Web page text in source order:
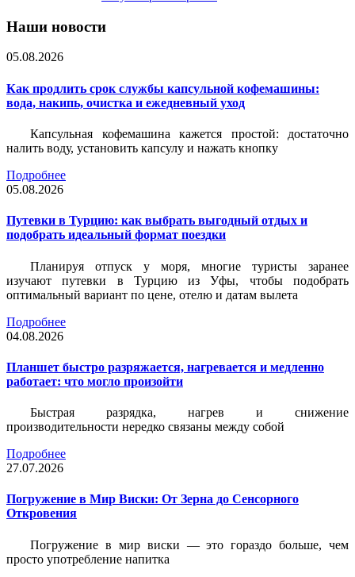
Наши новости
05.08.2026
Как продлить срок службы капсульной кофемашины:
вода, накипь, очистка и ежедневный уход
Капсульная кофемашина кажется простой: достаточно
налить воду, установить капсулу и нажать кнопку
Подробнее
05.08.2026
Путевки в Турцию: как выбрать выгодный отдых и
подобрать идеальный формат поездки
Планируя отпуск у моря, многие туристы заранее
изучают путевки в Турцию из Уфы, чтобы подобрать
оптимальный вариант по цене, отелю и датам вылета
Подробнее
04.08.2026
Планшет быстро разряжается, нагревается и медленно
работает: что могло произойти
Быстрая разрядка, нагрев и снижение
производительности нередко связаны между собой
Подробнее
27.07.2026
Погружение в Мир Виски: От Зерна до Сенсорного
Откровения
Погружение в мир виски — это гораздо больше, чем
просто употребление напитка